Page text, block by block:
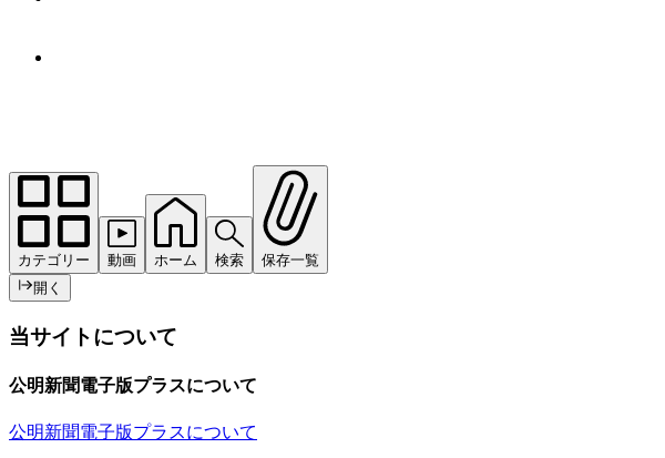
カテゴリー 動画 ホーム 検索
保存一覧
開く
当サイトについて
公明新聞電子版プラスについて
公明新聞電子版プラスについて